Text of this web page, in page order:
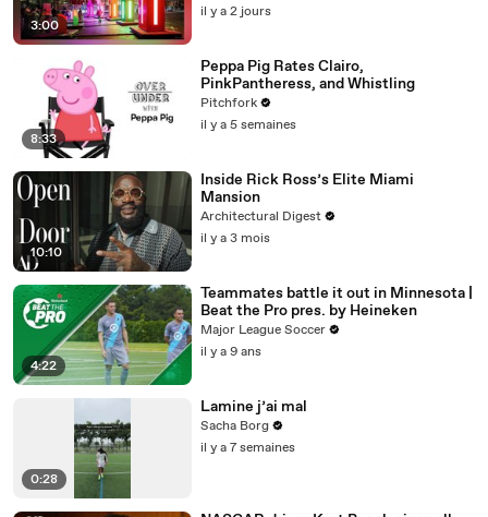
3:00
il y a 2 jours
8:33
Peppa Pig Rates Clairo,
PinkPantheress, and Whistling
Pitchfork
il y a 5 semaines
10:10
Inside Rick Ross’s Elite Miami
Mansion
Architectural Digest
il y a 3 mois
4:22
Teammates battle it out in Minnesota |
Beat the Pro pres. by Heineken
Major League Soccer
il y a 9 ans
0:28
Lamine j’ai mal
Sacha Borg
il y a 7 semaines